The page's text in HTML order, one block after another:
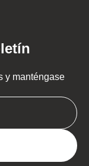
y manténgase